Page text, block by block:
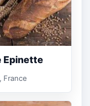
Epinette
France